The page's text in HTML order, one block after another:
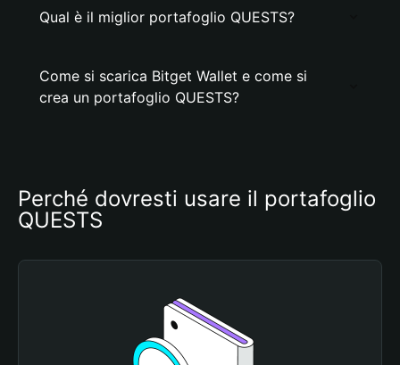
Qual è il miglior portafoglio QUESTS?
Come si scarica Bitget Wallet e come si
crea un portafoglio QUESTS?
Perché dovresti usare il portafoglio
QUESTS